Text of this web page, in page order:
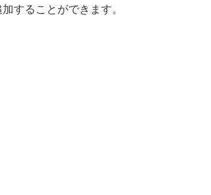
することができます。